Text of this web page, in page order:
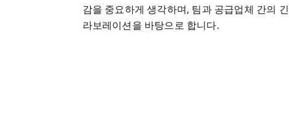
감을 중요하게 생각하며, 팀과 공급업체 간의
라보레이션을 바탕으로 합니다.